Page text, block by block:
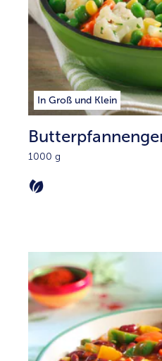
In Groß und Klein
1000 g